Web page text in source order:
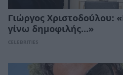
Γιώργος Χριστοδούλου:
γίνω δημοφιλής…»
CELEBRITIES